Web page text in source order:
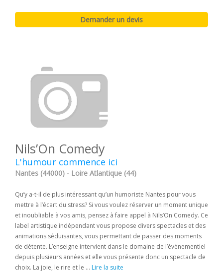
Nils’On Comedy
L'humour commence ici
Nantes (44000) - Loire Atlantique (44)
Qu’y a-t-il de plus intéressant qu’un humoriste Nantes pour vous
mettre à l’écart du stress? Si vous voulez réserver un moment unique
et inoubliable à vos amis, pensez à faire appel à Nils’On Comedy. Ce
label artistique indépendant vous propose divers spectacles et des
animations séduisantes, vous permettant de passer des moments
de détente. L’enseigne intervient dans le domaine de l’évènementiel
depuis plusieurs années et elle vous présente donc un spectacle de
choix. La joie, le rire et le ... Lire la suite